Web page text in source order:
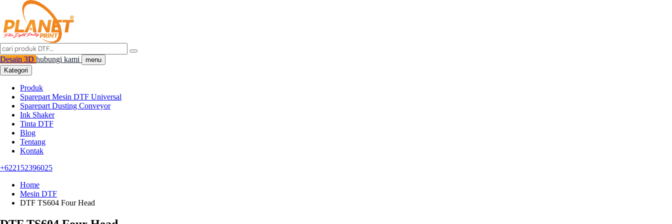
Desain 3D hubungi kami
menu
Kategori
Produk
Sparepart Mesin DTF Universal
Sparepart Dusting Conveyor
Ink Shaker
Tinta DTF
Blog
Tentang
Kontak
+622152396025
Home
Mesin DTF
DTF TS604 Four Head